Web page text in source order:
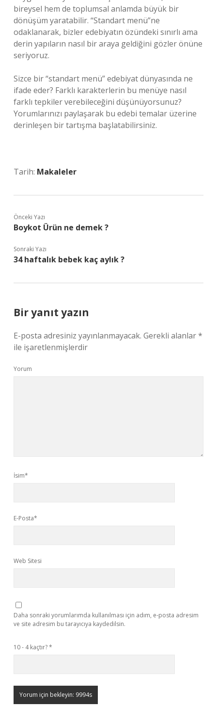
bireysel hem de toplumsal anlamda büyük bir
dönüşüm yaratabilir. “Standart menü”ne
odaklanarak, bizler edebiyatın özündeki sınırlı ama
derin yapıların nasıl bir araya geldiğini gözler önüne
seriyoruz.
Sizce bir “standart menü” edebiyat dünyasında ne
ifade eder? Farklı karakterlerin bu menüye nasıl
farklı tepkiler verebileceğini düşünüyorsunuz?
Yorumlarınızı paylaşarak bu edebi temalar üzerine
derinleşen bir tartışma başlatabilirsiniz.
Tarih: Makaleler
Önceki Yazı
Boykot Ürün ne demek ?
Sonraki Yazı
34 haftalık bebek kaç aylık ?
Bir yanıt yazın
E-posta adresiniz yayınlanmayacak. Gerekli alanlar*
ile işaretlenmişlerdir
Yorum
İsim*
E-Posta*
Web Sitesi
Daha sonraki yorumlarımda kullanılması için adım, e-posta adresim
ve site adresim bu tarayıcıya kaydedilsin.
10 - 4 kaçtır?*